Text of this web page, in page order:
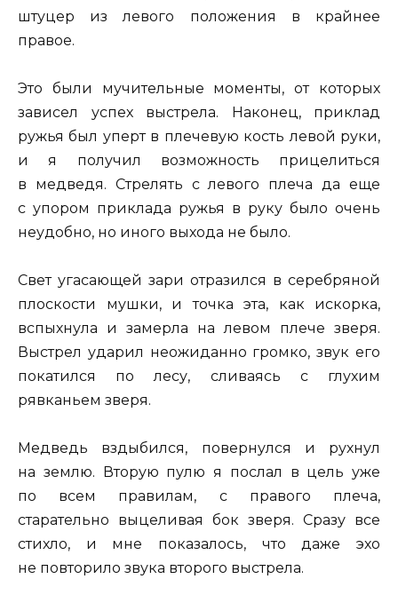
штуцер из левого положения в крайнее
правое.
Это были мучительные моменты, от которых
зависел успех выстрела. Наконец, приклад
ружья был уперт в плечевую кость левой руки,
и я получил возможность прицелиться
в медведя. Стрелять с левого плеча да еще
с упором приклада ружья в руку было очень
неудобно, но иного выхода не было.
Свет угасающей зари отразился в серебряной
плоскости мушки, и точка эта, как искорка,
вспыхнула и замерла на левом плече зверя.
Выстрел ударил неожиданно громко, звук его
покатился по лесу, сливаясь с глухим
рявканьем зверя.
Медведь вздыбился, повернулся и рухнул
на землю. Вторую пулю я послал в цель уже
по всем правилам, с правого плеча,
старательно выцеливая бок зверя. Сразу все
стихло, и мне показалось, что даже эхо
не повторило звука второго выстрела.